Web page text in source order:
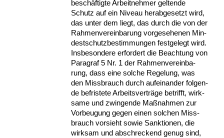
beschäftig­te Ar­beit­neh­mer gel­ten­de
Schutz auf ein Ni­veau her­ab­ge­setzt wird,
das un­ter dem liegt, das durch die von der
Rah­men­ver­ein­ba­rung vor­ge­se­he­nen Min­
dest­schutz­be­stim­mun­gen fest­ge­legt wird.
Ins­be­son­de­re er­for­dert die Be­ach­tung von
Pa­ra­graf 5 Nr. 1 der Rah­men­ver­ein­ba­
rung, dass ei­ne sol­che Re­ge­lung, was
den Miss­brauch durch auf­ein­an­der fol­gen­
de be­fris­te­te Ar­beits­verträge be­trifft, wirk­
sa­me und zwin­gen­de Maßnah­men zur
Vor­beu­gung ge­gen ei­nen sol­chen Miss­
brauch vor­sieht so­wie Sank­tio­nen, die
wirk­sam und ab­schre­ckend ge­nug sind,